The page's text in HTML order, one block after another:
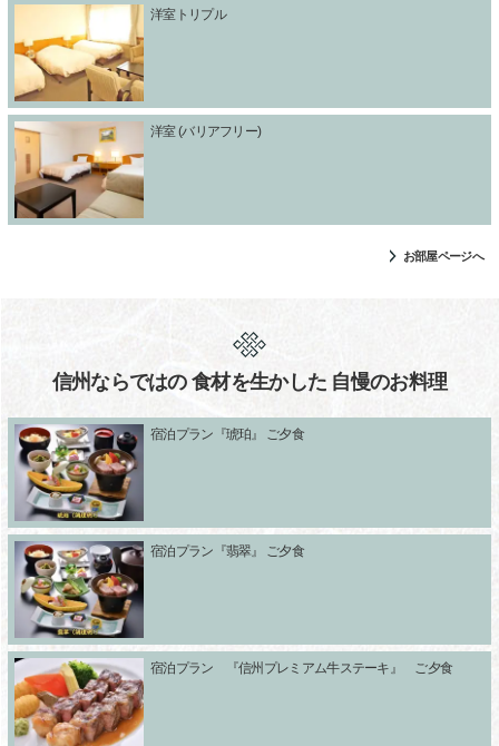
洋室トリプル
洋室 (バリアフリー)
お部屋ページへ
信州ならではの 食材を生かした 自慢のお料理
宿泊プラン『琥珀』 ご夕食
宿泊プラン『翡翠』 ご夕食
宿泊プラン 『信州プレミアム牛ステーキ』 ご夕食